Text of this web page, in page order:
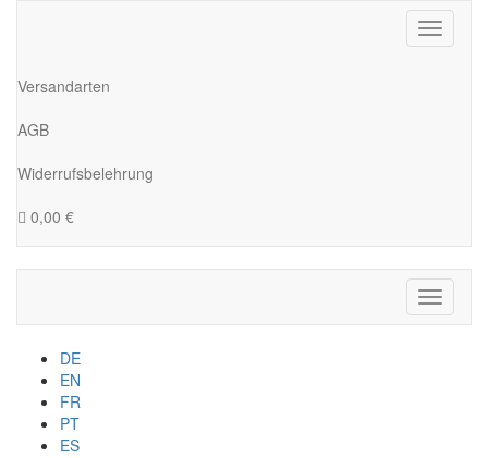
Toggle
Versandarten
AGB
Widerrufsbelehrung
0,00 €
Toggle
DE
EN
FR
PT
ES